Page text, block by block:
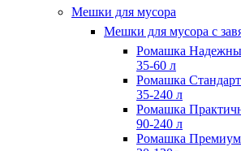
Мешки для мусора
Мешки для мусора с
Ромашка
35-60 л
Ромашка
35-240 л
Ромашка
90-240 л
Ромашка